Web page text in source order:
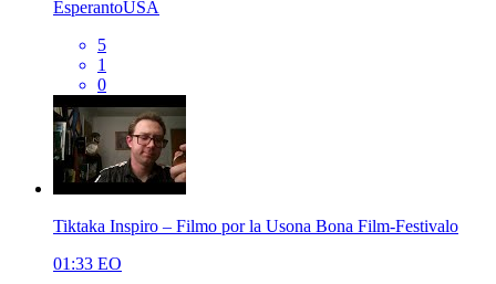
EsperantoUSA
5
1
0
Tiktaka Inspiro – Filmo por la Usona Bona Film-Festivalo
01:33 EO